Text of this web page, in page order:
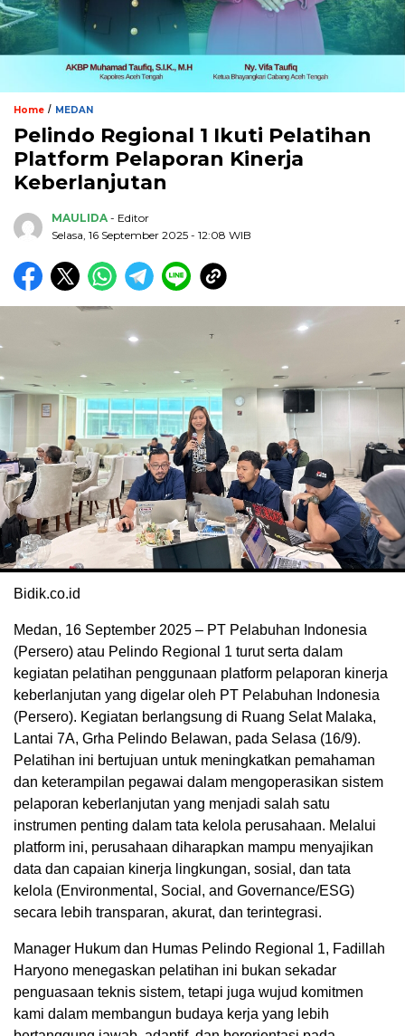
Home / MEDAN
Pelindo Regional 1 Ikuti Pelatihan
Platform Pelaporan Kinerja
Keberlanjutan
MAULIDA - Editor
Selasa, 16 September 2025 - 12:08 WIB
Bidik.co.id
Medan, 16 September 2025 – PT Pelabuhan Indonesia
(Persero) atau Pelindo Regional 1 turut serta dalam
kegiatan pelatihan penggunaan platform pelaporan kinerja
keberlanjutan yang digelar oleh PT Pelabuhan Indonesia
(Persero). Kegiatan berlangsung di Ruang Selat Malaka,
Lantai 7A, Grha Pelindo Belawan, pada Selasa (16/9).
Pelatihan ini bertujuan untuk meningkatkan pemahaman
dan keterampilan pegawai dalam mengoperasikan sistem
pelaporan keberlanjutan yang menjadi salah satu
instrumen penting dalam tata kelola perusahaan. Melalui
platform ini, perusahaan diharapkan mampu menyajikan
data dan capaian kinerja lingkungan, sosial, dan tata
kelola (Environmental, Social, and Governance/ESG)
secara lebih transparan, akurat, dan terintegrasi.
Manager Hukum dan Humas Pelindo Regional 1, Fadillah
Haryono menegaskan pelatihan ini bukan sekadar
penguasaan teknis sistem, tetapi juga wujud komitmen
kami dalam membangun budaya kerja yang lebih